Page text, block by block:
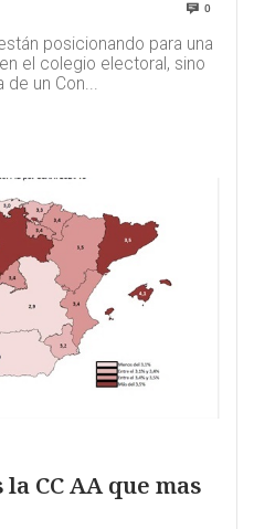
0
posicionando para una
el colegio electoral, sino
de un Con...
CC AA que mas